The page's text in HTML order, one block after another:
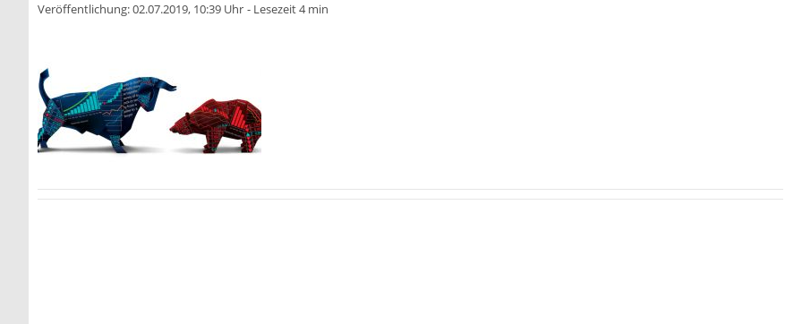
Veröffentlichung:02.07.2019, 10:39 Uhr - Lesezeit 4 min